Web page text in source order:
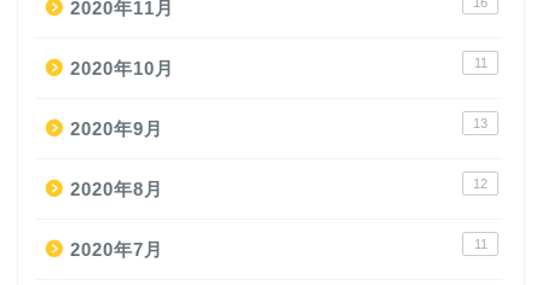
2020年11月
2020年10月 11
2020年9月 13
2020年8月 12
2020年7月 11